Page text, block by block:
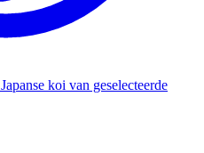
Japanse koi van geselecteerde